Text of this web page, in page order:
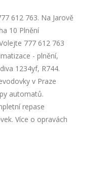
612 763. Na Jarově
10 Plnění
777 612 763
- plnění,
1234yf, R744.
v Praze
automatů.
repase
Více o opravách